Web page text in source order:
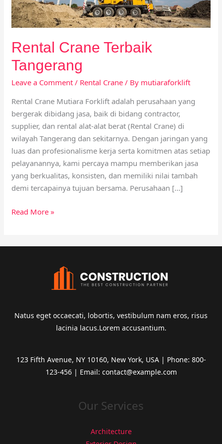
Rental Crane Terbaik
Tangerang
Leave a Comment / Rental Crane / By mutiaraforklift
Rental Crane Mutiara Forklift adalah perusahaan yang
bergerak dibidang jasa, baik di bidang contractor,
supplier, dan rental alat-alat berat (Rental Crane) di
wilayah Tangerang dan sekitarnya. Dengan jaringan yang
luas dan profesionalisme kerja serta komitmen atas setiap
pelayanannya, kami percaya mampu memberikan jasa
yang berkualitas, konsisten, dan memiliki nilai tambah
demi tercapainya tujuan bersama. Perusahaan […]
Read More »
Natus eget occaecati, lobortis, vestibulum nam eros, risus
lacinia lacus.Lorem accusantium.
123 Fifth Avenue, NY 10160, New York, USA | Phone: 800-
123-456 | Email: contact@example.com
Our Services
Architecture